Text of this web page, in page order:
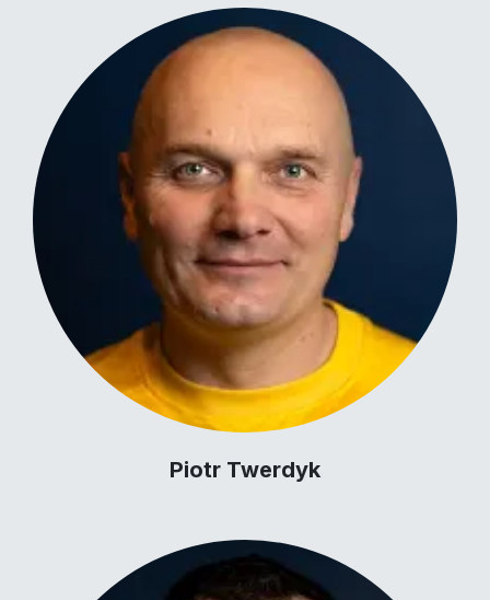
Piotr Twerdyk